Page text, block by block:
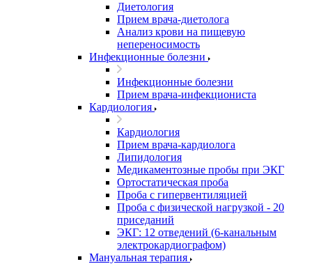
Диетология
Прием врача-диетолога
Анализ крови на пищевую
непереносимость
Инфекционные болезни
Инфекционные болезни
Прием врача-инфекциониста
Кардиология
Кардиология
Прием врача-кардиолога
Липидология
Медикаментозные пробы при ЭКГ
Ортостатическая проба
Проба с гипервентиляцией
Проба с физической нагрузкой - 20
приседаний
ЭКГ: 12 отведений (6-канальным
электрокардиографом)
Мануальная терапия